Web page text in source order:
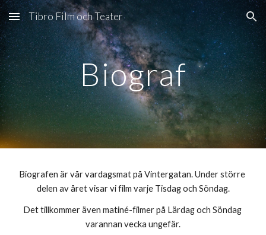
Skip to main content Skip to navigation
Tibro Film och Teater
Biograf
Biografen är vår vardagsmat på Vintergatan. Under större
delen av året visar vi film varje Tisdag och Söndag.
Det tillkommer även matiné-filmer på Lärdag och Söndag
varannan vecka ungefär.